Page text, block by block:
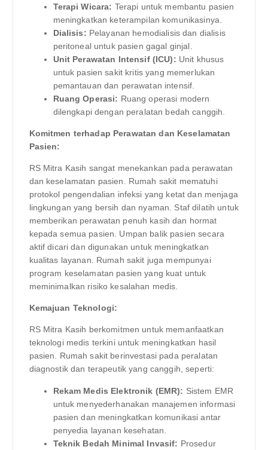
Terapi Wicara: Terapi untuk membantu pasien
meningkatkan keterampilan komunikasinya.
Dialisis: Pelayanan hemodialisis dan dialisis
peritoneal untuk pasien gagal ginjal.
Unit Perawatan Intensif (ICU): Unit khusus
untuk pasien sakit kritis yang memerlukan
pemantauan dan perawatan intensif.
Ruang Operasi: Ruang operasi modern
dilengkapi dengan peralatan bedah canggih.
Komitmen terhadap Perawatan dan Keselamatan
Pasien:
RS Mitra Kasih sangat menekankan pada perawatan
dan keselamatan pasien. Rumah sakit mematuhi
protokol pengendalian infeksi yang ketat dan menjaga
lingkungan yang bersih dan nyaman. Staf dilatih untuk
memberikan perawatan penuh kasih dan hormat
kepada semua pasien. Umpan balik pasien secara
aktif dicari dan digunakan untuk meningkatkan
kualitas layanan. Rumah sakit juga mempunyai
program keselamatan pasien yang kuat untuk
meminimalkan risiko kesalahan medis.
Kemajuan Teknologi:
RS Mitra Kasih berkomitmen untuk memanfaatkan
teknologi medis terkini untuk meningkatkan hasil
pasien. Rumah sakit berinvestasi pada peralatan
diagnostik dan terapeutik yang canggih, seperti:
Rekam Medis Elektronik (EMR): Sistem EMR
untuk menyederhanakan manajemen informasi
pasien dan meningkatkan komunikasi antar
penyedia layanan kesehatan.
Teknik Bedah Minimal Invasif: Prosedur